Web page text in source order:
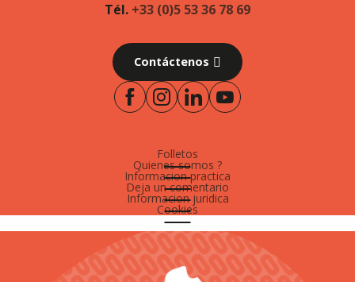
Tél. +33 (0)5 53 36 78 69
Contáctenos
Folletos
Quienes somos ?
Informacion practica
Deja un comentario
Informacion juridica
Cookies